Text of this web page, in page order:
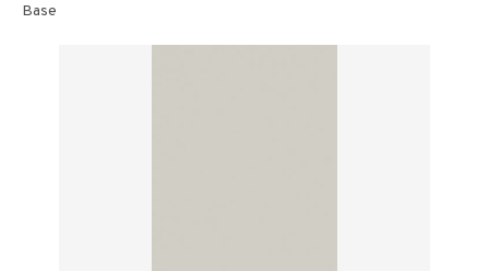
Base